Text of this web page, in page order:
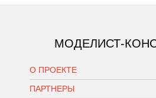
МОДЕЛИСТ-
О ПРОЕКТЕ
ПАРТНЕРЫ